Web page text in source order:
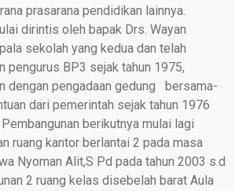
prasarana pendidikan lainnya.
dirintis oleh bapak Drs. Wayan
sekolah yang kedua dan telah
pengurus BP3 sejak tahun 1975,
dengan pengadaan gedung bersama-
dari pemerintah sejak tahun 1976
berikutnya mulai lagi
ruang kantor berlantai 2 pada masa
Nyoman Alit,S Pd pada tahun 2003 s.d
2 ruang kelas disebelah barat Aula